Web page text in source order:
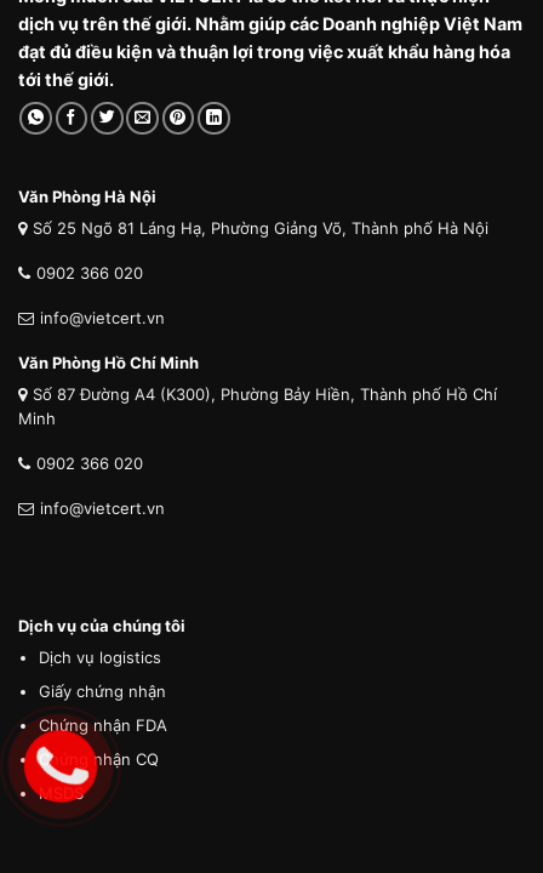
dịch vụ trên thế giới. Nhằm giúp các Doanh nghiệp Việt Nam
đạt đủ điều kiện và thuận lợi trong việc xuất khẩu hàng hóa
tới thế giới.
Văn Phòng Hà Nội
Số 25 Ngõ 81 Láng Hạ, Phường Giảng Võ, Thành phố Hà Nội
0902 366 020
info@vietcert.vn
Văn Phòng Hồ Chí Minh
Số 87 Đường A4 (K300), Phường Bảy Hiền, Thành phố Hồ Chí
Minh
0902 366 020
info@vietcert.vn
Dịch vụ của chúng tôi
Dịch vụ logistics
Giấy chứng nhận
Chứng nhận FDA
Chứng nhận CQ
MSDS